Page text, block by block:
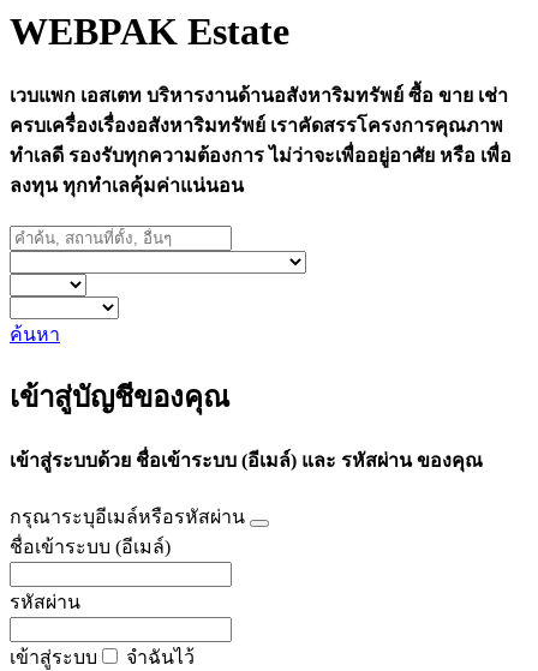
WEBPAK Estate
เวบแพก เอสเตท บริหารงานด้านอสังหาริมทรัพย์ ซื้อ ขาย เช่า
ครบเครื่องเรื่องอสังหาริมทรัพย์ เราคัดสรรโครงการคุณภาพ
ทำเลดี รองรับทุกความต้องการ ไม่ว่าจะเพื่ออยู่อาศัย หรือ เพื่อ
ลงทุน ทุกทำเลคุ้มค่าแน่นอน
ค้นหา
เข้าสู่บัญชีของคุณ
เข้าสู่ระบบด้วย ชื่อเข้าระบบ (อีเมล์) และ รหัสผ่าน ของคุณ
กรุณาระบุอีเมล์หรือรหัสผ่าน
ชื่อเข้าระบบ (อีเมล์)
รหัสผ่าน
เข้าสู่ระบบ จำฉันไว้